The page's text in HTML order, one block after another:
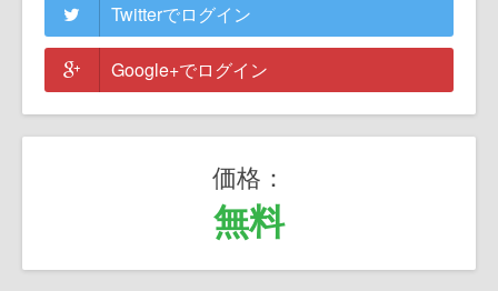
Twitterでログイン
Google+でログイン
価格：
無料